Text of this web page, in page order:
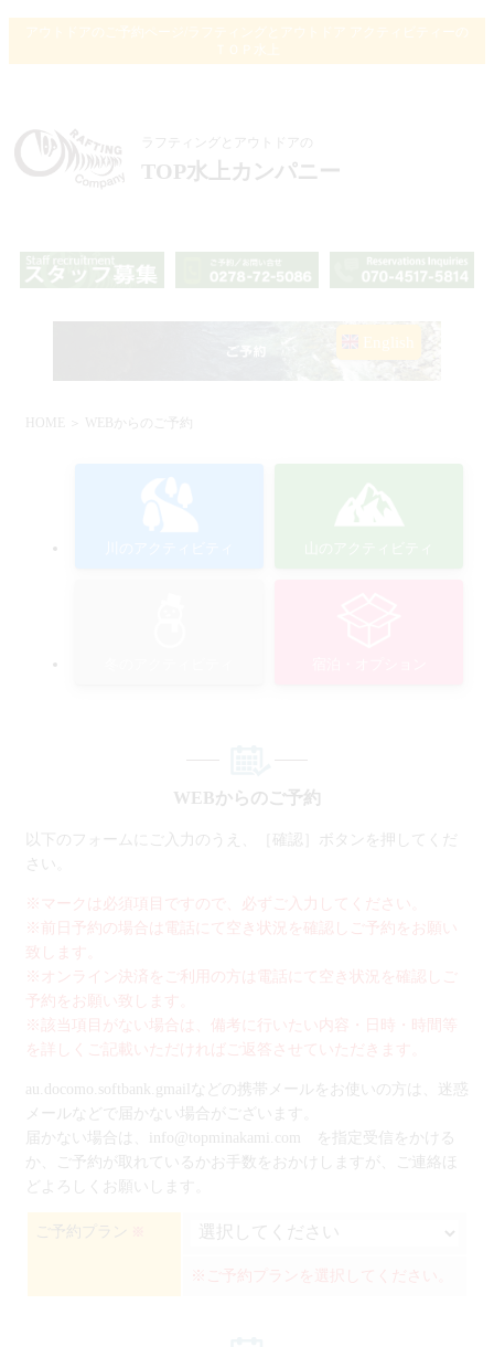
アウトドアのご予約ページ/ラフティングとアウトドア アクティビティーの
ラフティングとアウトドアの
TOP水上カンパニー
English
HOME ＞ WEBからのご予約
WEBからのご予約
以下のフォームにご入力のうえ、［確認］ボタンを押してくだ
さい。
※マークは必須項目ですので、必ずご入力してください。
※前日予約の場合は電話にて空き状況を確認しご予約をお願い
致します。
※オンライン決済をご利用の方は電話にて空き状況を確認しご
予約をお願い致します。
※該当項目がない場合は、備考に行いたい内容・日時・時間等
を詳しくご記載いただければご返答させていただきます。
au.docomo.softbank.gmailなどの携帯メールをお使いの方は、迷惑
メールなどで届かない場合がございます。
届かない場合は、info@topminakami.com を指定受信をかける
か、ご予約が取れているかお手数をおかけしますが、ご連絡ほ
どよろしくお願いします。
ご予約プラン
※ご予約プランを選択してください。